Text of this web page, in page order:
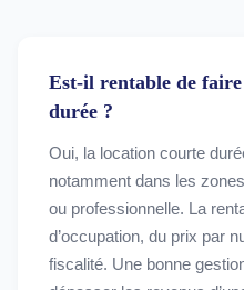
Est-il rentable de
durée ?
Oui, la location courte
notamment dans les
ou professionnelle. La
d’occupation, du prix par
fiscalité. Une bonne